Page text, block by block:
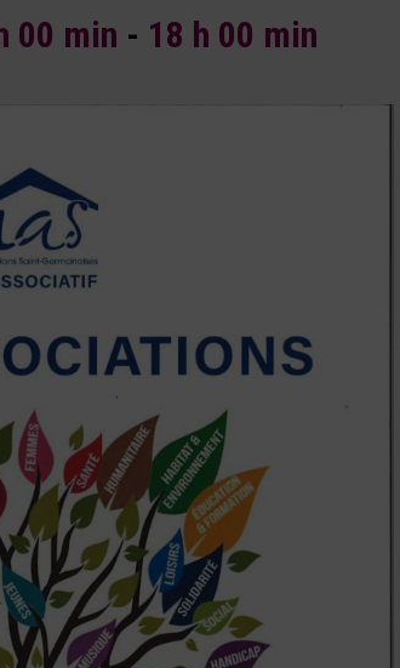
00 min - 18 h 00 min